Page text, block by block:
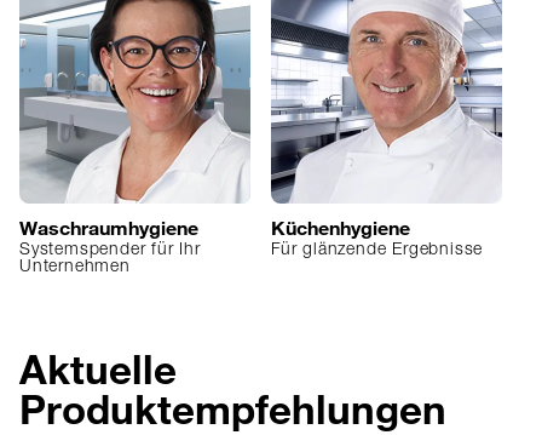
Waschraumhygiene
Systemspender für Ihr
Unternehmen
Küchenhygiene
Für glänzende Ergebnisse
Aktuelle
Produktempfehlungen